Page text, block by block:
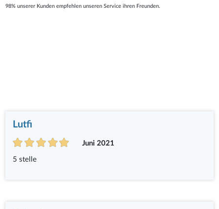
98% unserer Kunden empfehlen unseren Service ihren Freunden.
Lutfi
Juni 2021
5 stelle